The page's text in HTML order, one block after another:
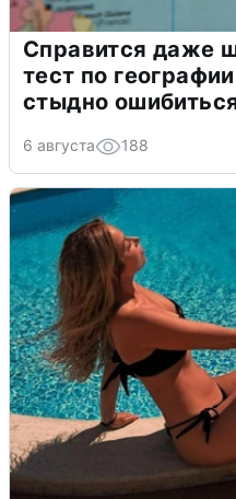
Справится даже
тест по
стыдно
6 августа 188